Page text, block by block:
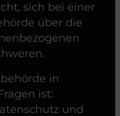
sich bei einer
über die
in
ist:
und